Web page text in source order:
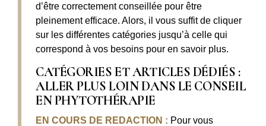
d’être correctement conseillée pour être
pleinement efficace. Alors, il vous suffit de cliquer
sur les différentes catégories jusqu’à celle qui
correspond à vos besoins pour en savoir plus.
CATÉGORIES ET ARTICLES DÉDIÉS :
ALLER PLUS LOIN DANS LE CONSEIL
EN PHYTOTHÉRAPIE
EN COURS DE REDACTION : Pour vous